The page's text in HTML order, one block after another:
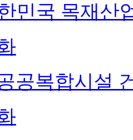
민국 목재산
공복합시설